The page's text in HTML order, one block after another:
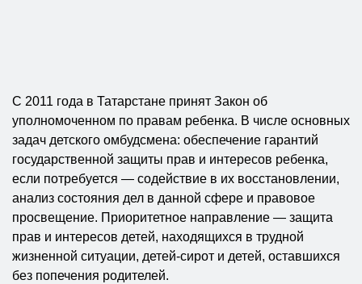
С 2011 года в Татарстане принят Закон об
уполномоченном по правам ребенка. В числе основных
задач детского омбудсмена: обеспечение гарантий
государственной защиты прав и интересов ребенка,
если потребуется — содействие в их восстановлении,
анализ состояния дел в данной сфере и правовое
просвещение. Приоритетное направление — защита
прав и интересов детей, находящихся в трудной
жизненной ситуации, детей-сирот и детей, оставшихся
без попечения родителей.